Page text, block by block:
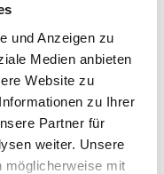
und Anzeigen zu
Medien anbieten
Website zu
zu Ihrer
Partner für
weiter. Unsere
möglicherweise mit
Fachartikel